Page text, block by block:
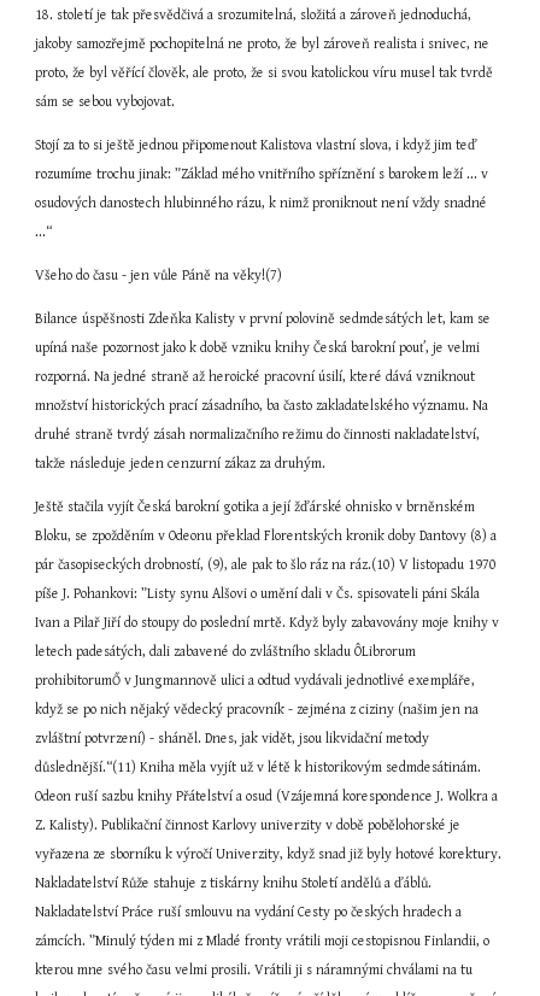
18. století je tak přesvědčivá a srozumitelná, složitá a zároveň jednoduchá,
jakoby samozřejmě pochopitelná ne proto, že byl zároveň realista i snivec, ne
proto, že byl věřící člověk, ale proto, že si svou katolickou víru musel tak tvrdě
sám se sebou vybojovat.
Stojí za to si ještě jednou připomenout Kalistova vlastní slova, i když jim teď
rozumíme trochu jinak: ”Základ mého vnitřního spříznění s barokem leží ... v
osudových danostech hlubinného rázu, k nimž proniknout není vždy snadné
...“
Všeho do času - jen vůle Páně na věky!(7)
Bilance úspěšnosti Zdeňka Kalisty v první polovině sedmdesátých let, kam se
upíná naše pozornost jako k době vzniku knihy Česká barokní pouť, je velmi
rozporná. Na jedné straně až heroické pracovní úsilí, které dává vzniknout
množství historických prací zásadního, ba často zakladatelského významu. Na
druhé straně tvrdý zásah normalizačního režimu do činnosti nakladatelství,
takže následuje jeden cenzurní zákaz za druhým.
Ještě stačila vyjít Česká barokní gotika a její žďárské ohnisko v brněnském
Bloku, se zpožděním v Odeonu překlad Florentských kronik doby Dantovy (8) a
pár časopiseckých drobností, (9), ale pak to šlo ráz na ráz.(10) V listopadu 1970
píše J. Pohankovi: ”Listy synu Alšovi o umění dali v Čs. spisovateli páni Skála
Ivan a Pilař Jiří do stoupy do poslední mrtě. Když byly zabavovány moje knihy v
letech padesátých, dali zabavené do zvláštního skladu ÔLibrorum
prohibitorumŐ v Jungmannově ulici a odtud vydávali jednotlivé exempláře,
když se po nich nějaký vědecký pracovník - zejména z ciziny (našim jen na
zvláštní potvrzení) - sháněl. Dnes, jak vidět, jsou likvidační metody
důslednější.“(11) Kniha měla vyjít už v létě k historikovým sedmdesátinám.
Odeon ruší sazbu knihy Přátelství a osud (Vzájemná korespondence J. Wolkra a
Z. Kalisty). Publikační činnost Karlovy univerzity v době pobělohorské je
vyřazena ze sborníku k výročí Univerzity, když snad již byly hotové korektury.
Nakladatelství Růže stahuje z tiskárny knihu Století andělů a ďáblů.
Nakladatelství Práce ruší smlouvu na vydání Cesty po českých hradech a
zámcích. ”Minulý týden mi z Mladé fronty vrátili moji cestopisnou Finlandii, o
kterou mne svého času velmi prosili. Vrátili ji s náramnými chválami na tu